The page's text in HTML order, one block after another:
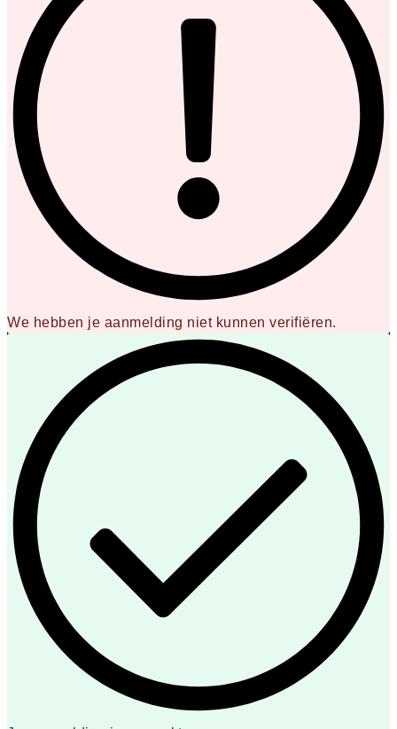
We hebben je aanmelding niet kunnen verifiëren.